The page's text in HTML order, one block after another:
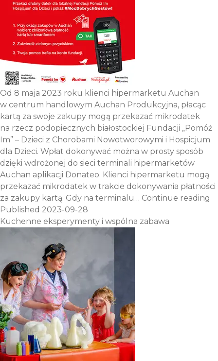
Od 8 maja 2023 roku klienci hipermarketu Auchan
w centrum handlowym Auchan Produkcyjna, płacąc
kartą za swoje zakupy mogą przekazać mikrodatek
na rzecz podopiecznych białostockiej Fundacji „Pomóż
Im” – Dzieci z Chorobami Nowotworowymi i Hospicjum
dla Dzieci. Wpłat dokonywać można w prosty sposób
dzięki wdrożonej do sieci terminali hipermarketów
Auchan aplikacji Donateo. Klienci hipermarketu mogą
przekazać mikrodatek w trakcie dokonywania płatności
za zakupy kartą. Gdy na terminalu… Continue reading
Published 2023-09-28
Kuchenne eksperymenty i wspólna zabawa